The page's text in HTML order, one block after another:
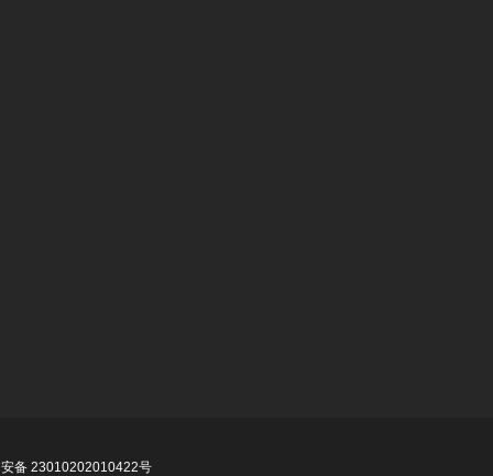
备 23010202010422号